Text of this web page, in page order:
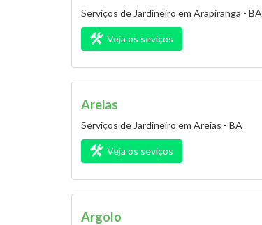
Serviços de Jardineiro em Arapiranga - BA
Veja os seviços
Areias
Serviços de Jardineiro em Areias - BA
Veja os seviços
Argolo